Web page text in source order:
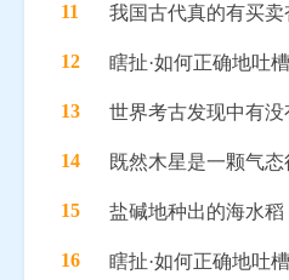
11 我国古代真的有买卖
12 瞎扯·如何正确地吐槽
13 世界考古发现中有
14 既然木星是一颗气
15 盐碱地种出的海水
16 瞎扯·如何正确地吐槽